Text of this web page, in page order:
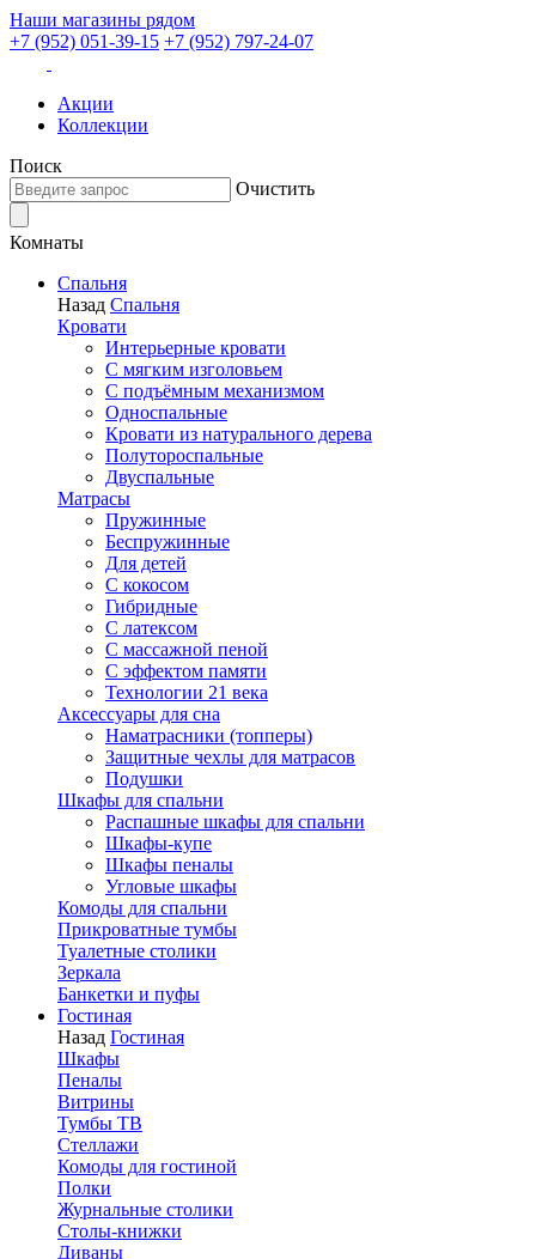
Наши магазины рядом
+7 (952) 051-39-15 +7 (952) 797-24-07
Акции
Коллекции
Поиск
Очистить
Комнаты
Спальня
Назад Спальня
Кровати
Интерьерные кровати
С мягким изголовьем
С подъёмным механизмом
Односпальные
Кровати из натурального дерева
Полутороспальные
Двуспальные
Матрасы
Пружинные
Беспружинные
Для детей
C кокосом
Гибридные
С латексом
С массажной пеной
С эффектом памяти
Технологии 21 века
Аксессуары для сна
Наматрасники (топперы)
Защитные чехлы для матрасов
Подушки
Шкафы для спальни
Распашные шкафы для спальни
Шкафы-купе
Шкафы пеналы
Угловые шкафы
Комоды для спальни
Прикроватные тумбы
Туалетные столики
Зеркала
Банкетки и пуфы
Гостиная
Назад Гостиная
Шкафы
Пеналы
Витрины
Тумбы ТВ
Стеллажи
Комоды для гостиной
Полки
Журнальные столики
Столы-книжки
Диваны